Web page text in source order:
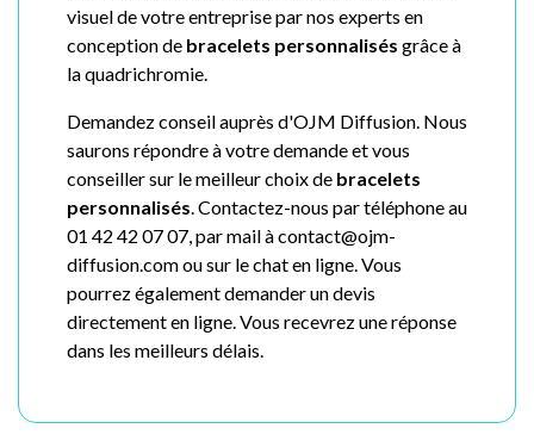
visuel de votre entreprise par nos experts en
conception de bracelets personnalisés grâce à
la quadrichromie.
Demandez conseil auprès d'OJM Diffusion. Nous
saurons répondre à votre demande et vous
conseiller sur le meilleur choix de bracelets
personnalisés . Contactez-nous par téléphone au
01 42 42 07 07, par mail à contact@ojm-
diffusion.com ou sur le chat en ligne. Vous
pourrez également demander un devis
directement en ligne. Vous recevrez une réponse
dans les meilleurs délais.